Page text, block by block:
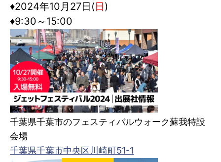
8.ビジター（非会員）施設利用
9.フォトギャラリー
10.会社情報
⑪ チャーター
♦2024年10月27日(日)
♦9:30～15:00
千葉県千葉市のフェスティバルウォーク蘇我特設
会場
千葉県千葉市中央区川崎町51-1